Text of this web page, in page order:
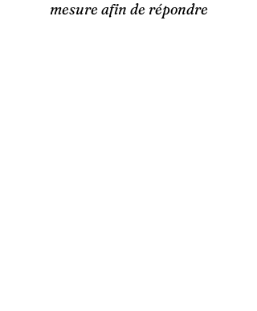
mesure afin de répondre